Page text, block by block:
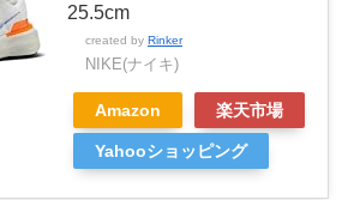
25.5cm
created by Rinker
NIKE(ナイキ)
Amazon 楽天市場
Yahooショッピング